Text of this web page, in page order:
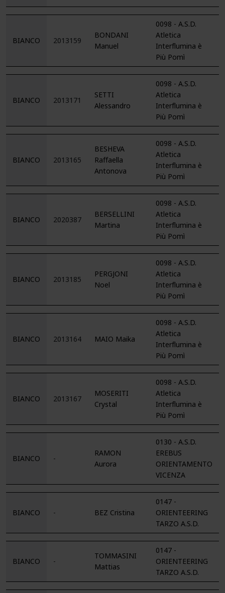
BIANCO 2013159
BONDANI
Manuel
0098 - A.S.D.
Atletica
Interflumina è
Più Pomì
BIANCO 2013171
SETTI
Alessandro
0098 - A.S.D.
Atletica
Interflumina è
Più Pomì
BIANCO 2013165
BESHEVA
Raffaella
Antonova
0098 - A.S.D.
Atletica
Interflumina è
Più Pomì
BIANCO 2020387
BERSELLINI
Martina
0098 - A.S.D.
Atletica
Interflumina è
Più Pomì
BIANCO 2013185
PERGJONI
Noel
0098 - A.S.D.
Atletica
Interflumina è
Più Pomì
BIANCO 2013164 MAIO Maika
0098 - A.S.D.
Atletica
Interflumina è
Più Pomì
BIANCO 2013167
MOSERITI
Crystal
0098 - A.S.D.
Atletica
Interflumina è
Più Pomì
BIANCO -
RAMON
Aurora
0130 - A.S.D.
EREBUS
ORIENTAMENTO
VICENZA
BIANCO - BEZ Cristina
0147 -
ORIENTEERING
TARZO A.S.D.
BIANCO -
TOMMASINI
Mattias
0147 -
ORIENTEERING
TARZO A.S.D.